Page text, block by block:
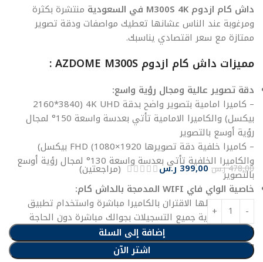
داش كام ازدوم M300S 4K في السعودية
منتشرة بكثرة
ومرغوبة عند الناس عشانها تعطيك مواصفات ودقة تصوير
ممتازة مع سعر اقتصادي يناسبك.
مميزات داش كام ازدوم AZDOME M300S :
دقة تصوير عالية ومجال رؤية واسع:
– كاميرا امامية بتصوير واضح بدقة 4K UHD (2160*3840
بيكسل) والكاميرا الامامية تأتي بعدسة واسعة 150° لمجال
رؤية أوسع بالتصوير
– كاميرا خلفية دقة تصويرها 1920×1080) FHD بيكسل)
والكاميرا الخلفية تأتي بعدسة واسعة 130° لمجال رؤية أوسع
بالتصوير
خاصية الواي فاي WIFI المدمجة بالداش كام:
تقدر من خلالها الاقتران بالكاميرا مباشرة واستخدام تطبيق
azdome لرؤية جميع التسجيلات بجوالك مباشرة دون الحاجة
والتحكم بإعدادات الكاميرا.
478,00 ر.س 399,00ر.س (مراجعتين)
إضافة إلى السلة
اشتر الآن